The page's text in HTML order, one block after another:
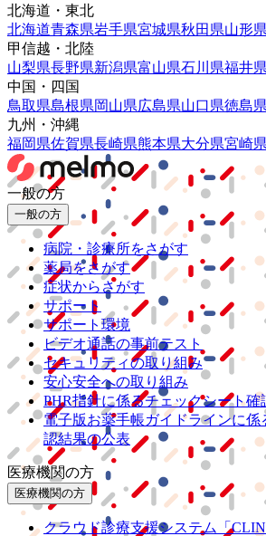
北海道・東北
北海道青森県岩手県宮城県秋田県山形県
甲信越・北陸
山梨県長野県新潟県富山県石川県福井県
中国・四国
鳥取県島根県岡山県広島県山口県徳島県
九州・沖縄
福岡県佐賀県長崎県熊本県大分県宮崎県
一般の方
一般の方
病院・診療所をさがす
薬局をさがす
症状からさがす
サポート
サポート環境
ビデオ通話の事前テスト
セキュリティの取り組み
安心安全への取り組み
PHR指針に係るチェックシート確
電子版お薬手帳ガイドラインに係
認結果の公表
医療機関の方
医療機関の方
クラウド診療支援システム
「